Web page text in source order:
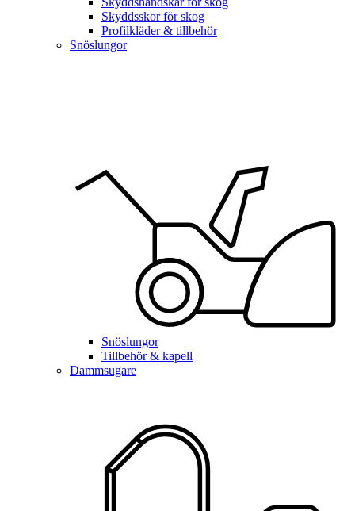
Skyddsskor för skog
Profilkläder & tillbehör
Snöslungor
Snöslungor
Tillbehör & kapell
Dammsugare